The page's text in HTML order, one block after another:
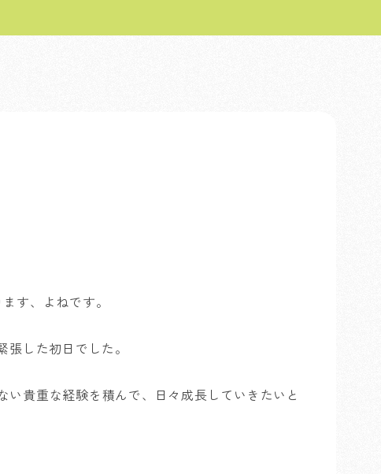
す、よねです。
した初日でした。
貴重な経験を積んで、日々成長していきたいと